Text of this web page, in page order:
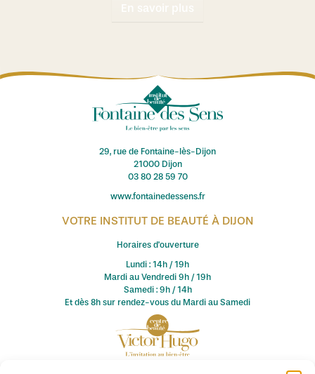
En savoir plus
29, rue de Fontaine-lès-Dijon
21000 Dijon
03 80 28 59 70
www.fontainedessens.fr
VOTRE INSTITUT DE BEAUTÉ À DIJON
Horaires d'ouverture
Lundi : 14h / 19h
Mardi au Vendredi 9h / 19h
Samedi : 9h / 14h
Et dès 8h sur rendez-vous du Mardi au Samedi